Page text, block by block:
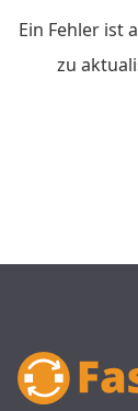
Ein Fehler ist
zu